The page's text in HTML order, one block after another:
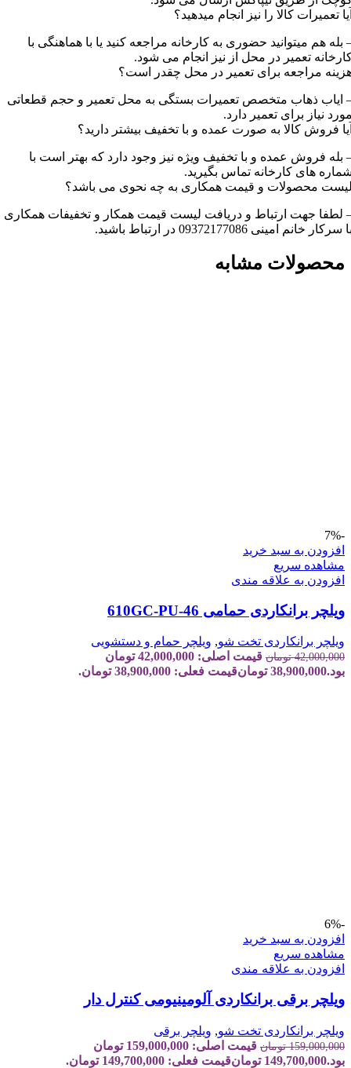
تعمیرات کالا را نیز انجام میدهید؟
بله هم میتوانید حضوری به کارخانه مراجعه کنید یا با هماهنگی با
تعمیر در محل از نیز انجام می شود.
مراجعه برای تعمیر در محل چقدر است؟
ایاب ذهاب متخصص تعمیرات بستگی به محل تعمیر و حجم قطعاتی
نیاز برای تعمیر دارد.
فروش کالا به صورت عمده و با تخفیف بیشتر دارید؟
بله فروش عمده و با تخفیف ویژه نیز وجود دارد که بهتر است با
های کارخانه تماس بگیرید.
محصولات و قیمت همکاری به چه نحوی می باشد؟
لطفا جهت ارتباط و دریافت لیست قیمت همکار و تخفیفات همکاری
سرکار خانم امینی 09372177086 در ارتباط باشید.
محصولات مشابه
-7%
افزودن به سبد خرید
مشاهده سریع
افزودن به علاقه مندی
ویلچر برانکاردی حمامی 610GC-PU-46
ویلچر برانکاردی تخت شو, ویلچر حمام و دستشویی
42,000,000 تومان
قیمت اصلی: 42,000,000 تومان
بود.38,900,000 تومانقیمت فعلی: 38,900,000 تومان.
-6%
افزودن به سبد خرید
مشاهده سریع
افزودن به علاقه مندی
ویلچر برقی برانکاردی آلومینیومی کنترل دار
ویلچر برانکاردی تخت شو, ویلچر برقی
159,000,000 تومان
قیمت اصلی: 159,000,000 تومان
بود.149,700,000 تومانقیمت فعلی: 149,700,000 تومان.